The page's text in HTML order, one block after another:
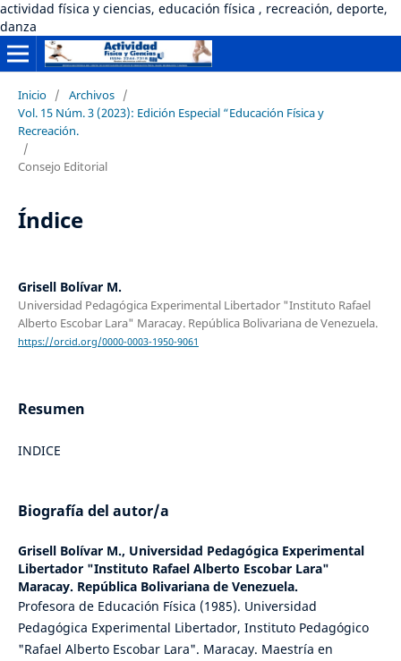
actividad física y ciencias, educación física , recreación, deporte,
danza
Inicio / Archivos /
Vol. 15 Núm. 3 (2023): Edición Especial “Educación Física y
Recreación.
/
Consejo Editorial
Índice
Grisell Bolívar M.
Universidad Pedagógica Experimental Libertador "Instituto Rafael
Alberto Escobar Lara" Maracay. República Bolivariana de Venezuela.
https://orcid.org/0000-0003-1950-9061
Resumen
INDICE
Biografía del autor/a
Grisell Bolívar M., Universidad Pedagógica Experimental
Libertador "Instituto Rafael Alberto Escobar Lara"
Maracay. República Bolivariana de Venezuela.
Profesora de Educación Física (1985). Universidad
Pedagógica Experimental Libertador, Instituto Pedagógico
"Rafael Alberto Escobar Lara". Maracay. Maestría en